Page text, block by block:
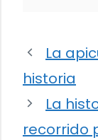
La
historia
La
recorrido